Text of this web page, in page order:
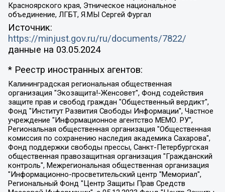
Красноярского края, Этническое национальное
объединение, ЛГБТ, Я.МЫ Сергей Фургал
Источник:
https://minjust.gov.ru/ru/documents/7822/
данные на 03.05.2024
* Реестр иностранных агентов:
Калининградская региональная общественная организация "Экозащита!-Женсовет", Фонд содействия защите прав и свобод граждан "Общественный вердикт", Фонд "Институт Развития Свободы Информации", Частное учреждение "Информационное агентство МЕМО. РУ", Региональная общественная организация "Общественная комиссия по сохранению наследия академика Сахарова", Фонд поддержки свободы прессы, Санкт-Петербургская общественная правозащитная организация "Гражданский контроль", Межрегиональная общественная организация "Информационно-просветительский центр "Мемориал", Региональный Фонд "Центр Защиты Прав Средств Массовой Информации", с 05.12.2023 Фонд "Центр Защиты Прав Средств массовой информации", Региональная общественная благотворительная организация помощи беженцам и мигрантам "Гражданское содействие", Негосударственное образовательное учреждение дополнительного профессионального образования (повышение квалификации) специалистов "АКАДЕМИЯ ПО ПРАВАМ ЧЕЛОВЕКА", Свердловская региональная общественная организация "Сутяжник", Автономная некоммерческая организация "Центр независимых социологических исследований", Союз общественных объединений "Российский исследовательский центр по правам человека", Региональное общественное учреждение научно-информационный центр "МЕМОРИАЛ", Некоммерческая организация "Фонд защиты гласности", Автономная некоммерческая организация "Институт прав человека", Городская общественная организация "Екатеринбургское общество "МЕМОРИАЛ", Городская общественная организация "Рязанское историко-просветительское и правозащитное общество "Мемориал" (Рязанский Мемориал), Челябинский региональный орган общественной самодеятельности – женское общественное объединение "Женщины Евразии", Челябинский региональный орган общественной самодеятельности "Уральская правозащитная группа", Фонд содействия защите здоровья и социальной справедливости имени Андрея Рылькова, Автономная Некоммерческая Организация "Аналитический Центр Юрия Левады", Автономная некоммерческая организация социальной поддержки населения "Проект Апрель", Региональная общественная организация помощи женщинам и детям, находящимся в кризисной ситуации "Информационно-методический центр "Анна", Фонд содействия развитию массовых коммуникаций и правовому просвещению "Так-так-Так", Фонд содействия устойчивому развитию "Серебряная тайга", Свердловский региональный общественный фонд социальных проектов "Новое время", "Idel.Реалии", Кавказ.Реалии, Крым.Реалии, Телеканал Настоящее Время, Татаро-башкирская служба Радио Свобода (Azatliq Radiosi), Радио Свободная Европа/Радио Свобода (PCE/PC), "Сибирь.Реалии", "Фактограф", Благотворительный фонд помощи осужденным и их семьям, Автономная некоммерческая организация "Институт глобализации и социальных движений", Фонд "В защиту прав заключенных", Частное учреждение "Центр поддержки и содействия развитию средств массовой информации", Пензенский региональный общественный благотворительный фонд "Гражданский союз", "Север.Реалии", Некоммерческая организация Фонд "Правовая инициатива", Общество с ограниченной ответственностью "Радио Свободная Европа/Радио Свобода", Чешское информационное агентство "MEDIUM-ORIENT", Красноярская региональная общественная организация "Мы против СПИДа", Камалягин Денис Николаевич, Маркелов Сергей Евгеньевич, Пономарев Лев Александрович, Савицкая Людмила Алексеевна, Автономная некоммерческая организация "Центр по работе с проблемой насилия "НАСИЛИЮ.НЕТ", Межрегиональный профессиональный союз работников здравоохранения "Альянс врачей", Юридическое лицо, зарегистрированное в Латвийской Республике, SIA "Medusa Project" (регистрационный номер 40103797863, дата регистрации 10.06.2014), Некоммерческая организация "Фонд по борьбе с коррупцией", Автономная некоммерческая организация "Институт права и публичной политики", Баданин Роман Сергеевич, Гликин Максим Александрович, Железнова Мария Михайловна, Лукьянова Юлия Сергеевна, Маетная Елизавета Витальевна, Маняхин Петр Борисович, Чуракова Ольга Владимировна, Ярош Юлия Петровна, Юридическое лицо "The Insider SIA", зарегистрированное в Риге, Латвийская Республика (дата регистрации 26.06.2015), являющееся администратором доменного имени интернет-издания "The Insider SIA", https://theins.ru, Постернак Алексей Евгеньевич, Рубин Михаил Аркадьевич, Анин Роман Александрович, Юридическое лицо Istories fonds, зарегистрированное в Латвийской Республике (регистрационный номер 50008295751, дата регистрации 24.02.2020), Великовский Дмитрий Александрович, Долинина Ирина Николаевна, Мароховская Алеся Алексеевна, Шлейнов Роман Юрьевич, Шмагун Олеся Валентиновна, Общество с ограниченной ответственностью "Альтаир 2021", Общество с ограниченной ответственностью "Вега 2021", Общество с ограниченной ответственностью "Главный редактор 2021", Общество с ограниченной ответственностью "Ромашки монолит", Важенков Артем Валерьевич, Ивановская областная общественная организация "Центр гендерных исследований", Гурман Юрий Альбертович, Медиапроект "ОВД-Инфо", Егоров Владимир Владимирович, Жилинский Владимир Александрович, Общество с ограниченной ответственностью "ЗП", Иванова София Юрьевна, Карезина Инна Павловна, Кильтау Екатерина Викторовна, Петров Алексей Викторович, Пискунов Сергей Евгеньевич, Смирнов Сергей Сергеевич, Тихонов Михаил Сергеевич, Общество с ограниченной ответственностью "ЖУРНАЛИСТ-ИНОСТРАННЫЙ АГЕНТ", Арапова Галина Юрьевна, Вольтская Татьяна Анатольевна, Американская компания "Mason G.E.S. Anonymous Foundation" (США), являющаяся владельцем интернет-издания https://mnews.world/, Компания "Stichting Bellingcat", зарегистрированная в Нидерландах (дата регистрации 11.07.2018), Захаров Андрей Вячеславович, Клепиковская Екатерина Дмитриевна, Общество с ограниченной ответственностью "МЕМО", Перл Роман Александрович, Симонов Евгений Алексеевич, Соловьева Елена Анатольевна, Сотников Даниил Владимирович, Сурначева Елизавета Дмитриевна, Автономная некоммерческая организация по защите прав человека и информированию населения "Якутия – Наше Мнение", Общество с ограниченной ответственностью "Москоу диджитал медиа", с 26.01.2023 Общество с ограниченной ответственностью "Чайка Белые сады", Ветошкина Валерия Валерьевна, Заговора Максим Александрович, Межрегиональное общественное движение "Российская ЛГБТ - сеть", Оленичев Максим Владимирович, Павлов Иван Юрьевич, Скворцова Елена Сергеевна, Общество с ограниченной ответственностью "Как бы инагент", Кочетков Игорь Викторович, Общество с ограниченной ответственностью "Честные выборы", Еланчик Олег Александрович, Общество с ограниченной ответственностью "Нобелевский призыв", Гималова Регина Эмилевна, Григорьев Андрей Валерьевич, Григорьева Алина Александровна, Ассоциация по содействию защите прав призывников, альтернативнослужащих и военнослужащих "Правозащитная группа "Гражданин.Армия.Право", Хисамова Регина Фаритовна, Автономная некоммерческая организация по реализации социально-правовых программ "Лилит", Дальневосточное общественное движение "Маяк", Санкт-Петербургская ЛГБТ-инициативная группа "Выход", Инициативная группа ЛГБТ+ "Реверс", Алексеев Андрей Викторович, Бекбулатова Таисия Львовна, Беляев Иван Михайлович, Владыкина Елена Сергеевна, Гельман Марат Александрович, Никульшина Вероника Юрьевна, Толоконникова Надежда Андреевна, Шендерович Виктор Анатольевич, Общество с ограниченной ответственностью "Данное сообщение", Общество с ограниченной ответственностью Издательский дом "Новая глава", Айнбиндер Александра Александровна, Московский комьюнити-центр для ЛГБТ+инициатив, Благотворительный фонд развития филантропии, Deutsche Welle (Германия, Kurt-Schumacher-Strasse 3, 53113 Bonn), Борзунова Мария Михайловна, Воробьев Виктор Викторович, Голубева Анна Львовна, Константинова Алла Михайловна, Малкова Ирина Владимировна, Мурадов Мурад Абдулгалимович, Осетинская Елизавета Николаевна, Понасенков Евгений Николаевич, Ганапольский Матвей Юрьевич, Киселев Евгений Алексеевич, Борухович Ирина Григорьевна, Дремин Иван Тимофеевич, Дубровский Дмитрий Викторович, Красноярская региональная общественная организация поддержки и развития альтернативных образовательных технологий и межкультурных коммуникаций "ИНТЕРРА", Маяковская Екатерина Алексеевна, Фейгин Марк Захарович, Филимонов Андрей Викторович, Дзугкоева Регина Николаевна, Доброхотов Роман Александрович, Дудь Юрий Александрович, Елкин Сергей Владимирович, Кругликов Кирилл Игоревич, Сабунаева Мария Леонидовна, Семенов Алексей Владимирович, Шаинян Карен Багратович, Шульман Екатерина Михайловна, Асафьев Артур Валерьевич, Вахштайн Виктор Семенович, Венедиктов Алексей Алексеевич, Лушникова Екатерина Евгеньевна, Волков Леонид Михайлович, Невзоров Александр Глебович, Пархоменко Сергей Борисович, Сироткин Ярослав Николаевич, Кара-Мурза Владимир Владимирович, Баранова Наталья Владимировна, Гозман Леонид Яковлевич, Кагарлицкий Борис Юльевич, Климарев Михаил Валерьевич, Милов Владимир Станиславович, Автономная некоммерческая организация Краснодарский центр современного искусства "Типография", Моргенштерн Алишер Тагирович, Соболь Любовь Эдуардовна, Общество с ограниченной ответственностью "ЛИЗА НОРМ", Каспаров Гарри Кимович, Ходорковский Михаил Борисович, Общество с ограниченной ответственностью "Апрельские тезисы", Данилович Ирина Брониславовна, Кашин Олег Владимирович, Петров Николай Владимирович, Пивоваров Алексей Владимирович, Соколов Михаил Владимирович, Цветкова Юлия Владимировна, Чичваркин Евгений Александрович, Комитет против пыток/Команда против пыток, Общество с ограниченной ответственностью "Первый научный", Общество с ограниченной ответственностью "Вертолет и ко", Белоцерковская Вероника Борисовна, Кац Максим Евгеньевич, Лазарева Татьяна Юрьевна, Шаведдинов Руслан Табризович, Яшин Илья Валерьевич, Общество с ограниченной ответственностью "Иноагент ААВ", Алешковский Дмитрий Петрович, Альбац Евгения Марковна, Быков Дмитрий Львович, Галямина Юлия Евгеньевна, Лойко Сергей Леонидович, Мартынов Кирилл Константинович, Медведев Сергей Александрович, Крашенинников Федор Геннадиевич, Гордеева Катерина Вл